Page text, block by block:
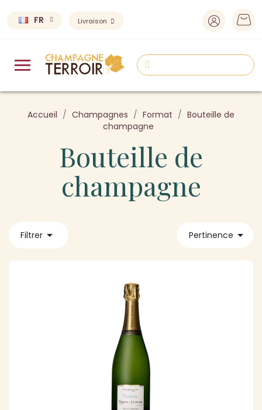
FR Livraison
Accueil Champagnes Format
Bouteille de
champagne
Bouteille de
champagne
Filtrer  Pertinence 